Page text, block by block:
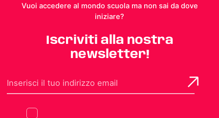
Vuoi accedere al mondo scuola ma non sai da dove
iniziare?
Iscriviti alla nostra
newsletter!